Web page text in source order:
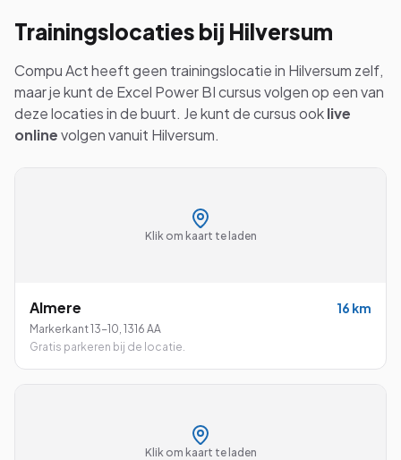
Trainingslocaties bij Hilversum
Compu Act heeft geen trainingslocatie in Hilversum zelf,
maar je kunt de Excel Power BIcursus volgen op een van
deze locaties in de buurt. Je kunt de cursus ooklive
onlinevolgen vanuit Hilversum.
Klik om kaart te laden
Almere 16 km
Markerkant 13-10, 1316 AA
Gratis parkeren bij de locatie.
Klik om kaart te laden